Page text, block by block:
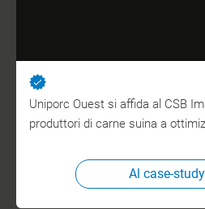
Uniporc Ouest si affida al CSB
produttori di carne suina a
Al case-study